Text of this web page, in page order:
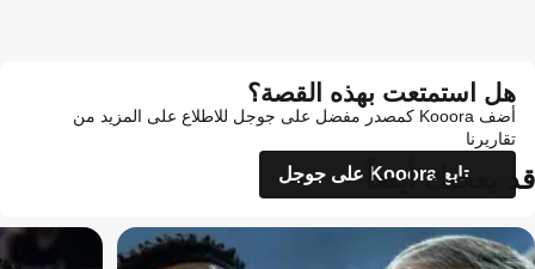
هل استمتعت بهذه القصة؟
أضف Kooora كمصدر مفضل على جوجل للاطلاع على المزيد من
تقاريرنا
تابع Kooora على جوجل
قد يعجبك أيضاً